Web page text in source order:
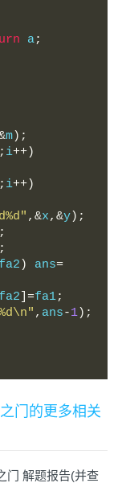
a;
m);
; i++)
; i++)
,&x,&y);
fa2 ) ans=
fa2 ]=fa1;
, ans-1);
门的更多相关
门 解题报告(并查